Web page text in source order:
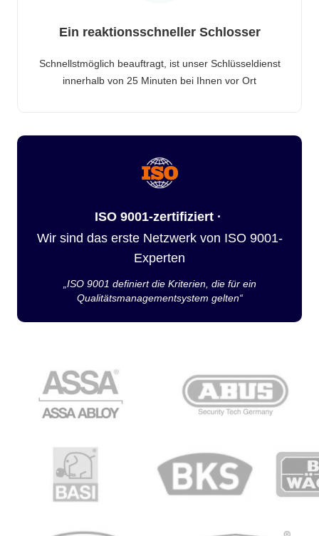
Ein reaktionsschneller Schlosser
Schnellstmöglich beauftragt, ist unser Schlüsseldienst
innerhalb von 25 Minuten bei Ihnen vor Ort
ISO 9001-zertifiziert ·
Wir sind das erste Netzwerk von ISO 9001-
Experten
„ISO 9001 definiert die Kriterien, die für ein
Qualitätsmanagementsystem gelten“